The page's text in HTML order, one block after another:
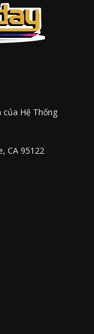
của Hệ Thống
CA 95122